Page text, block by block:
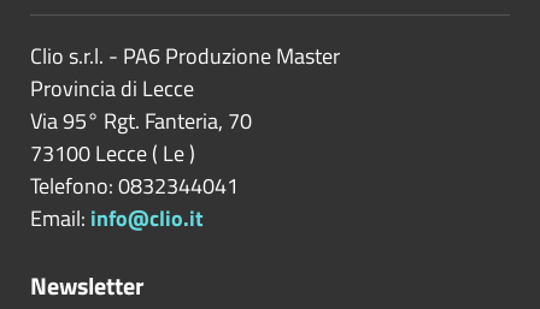
Clio s.r.l. - PA6 Produzione Master
Provincia di Lecce
Via 95° Rgt. Fanteria, 70
73100Lecce( Le)
Telefono: 0832344041
Email: info@clio.it
Newsletter